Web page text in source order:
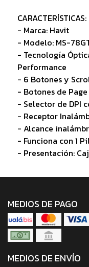
CARACTERÍSTICAS:
- Marca: Havit
- Modelo: MS-
- Tecnología
Performance
- 6 Botones y
- Botones de
- Selector de DPI
- Receptor
- Alcance
- Funciona con 1
- Presentación:
MEDIOS DE PAGO
MEDIOS DE ENVÍO